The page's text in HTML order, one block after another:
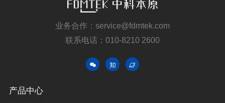
业务合作：service@fdmtek.com
联系电话：010-8210 2600
产品中心